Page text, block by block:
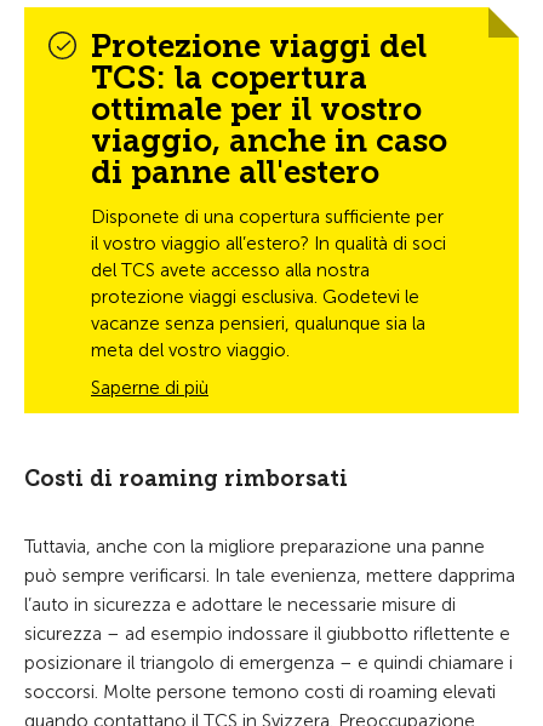
Protezione viaggi del
TCS: la copertura
ottimale per il vostro
viaggio, anche in caso
di panne all'estero
Disponete di una copertura sufficiente per
il vostro viaggio all’estero? In qualità di soci
del TCS avete accesso alla nostra
protezione viaggi esclusiva. Godetevi le
vacanze senza pensieri, qualunque sia la
meta del vostro viaggio.
Saperne di più
Costi di roaming rimborsati
Tuttavia, anche con la migliore preparazione una panne
può sempre verificarsi. In tale evenienza, mettere dapprima
l’auto in sicurezza e adottare le necessarie misure di
sicurezza – ad esempio indossare il giubbotto riflettente e
posizionare il triangolo di emergenza – e quindi chiamare i
soccorsi. Molte persone temono costi di roaming elevati
quando contattano il TCS in Svizzera. Preoccupazione